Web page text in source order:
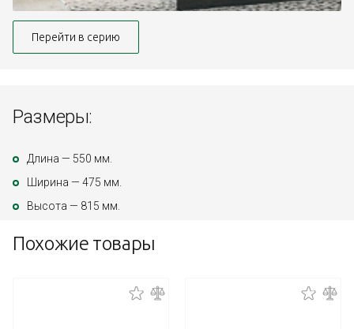
Перейти в серию
Размеры:
Длина — 550 мм.
Ширина — 475 мм.
Высота — 815 мм.
Похожие товары